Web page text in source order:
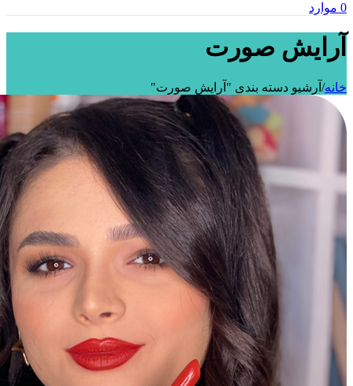
0 موارد
آرایش صورت
خانه/ آرشیو دسته بندی "آرایش صورت"